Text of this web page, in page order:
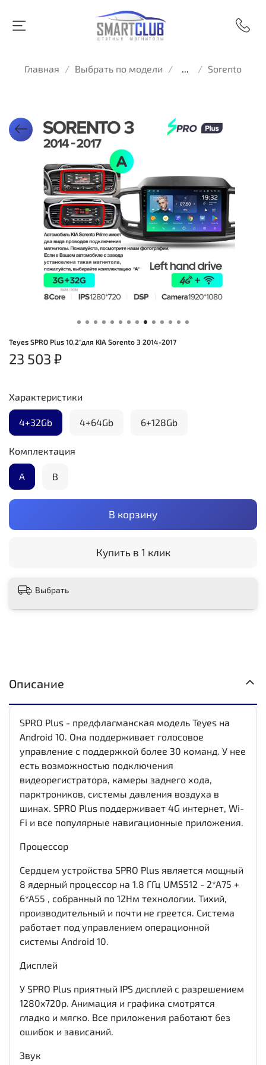
Главная Выбрать по модели ... Sorento
Teyes SPRO Plus 10,2"для KIA Sorento 3 2014-2017
23 503 ₽
В корзину
Купить в 1 клик
Характеристики
4+32Gb 4+64Gb 6+128Gb
Комплектация
А B
Выбрать
Описание
SPRO Plus - предфлагманская модель Teyes на
Android 10. Она поддерживает голосовое
управление с поддержкой более 30 команд. У нее
есть возможностью подключения
видеорегистратора, камеры заднего хода,
парктроников, системы давления воздуха в
шинах. SPRO Plus поддерживает 4G интернет, Wi-
Fi и все популярные навигационные приложения.
Процессор
Сердцем устройства SPRO Plus является мощный
8 ядерный процессор на 1.8 ГГц UMS512 - 2*A75 +
6*A55 , собранный по 12Нм технологии. Тихий,
производительный и почти не греется. Система
работает под управлением операционной
системы Android 10.
Дисплей
У SPRO Plus приятный IPS дисплей c разрешением
1280x720р. Анимация и графика смотрятся
гладко и мягко. Все приложения работают без
ошибок и зависаний.
Звук